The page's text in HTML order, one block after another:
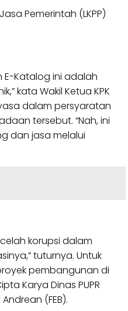
Pemerintah (LKPP)
Katalog ini adalah
kata Wakil Ketua KPK
dalam persyaratan
tersebut. “Nah, ini
dan jasa melalui
korupsi dalam
tuturnya. Untuk
pembangunan di
Karya Dinas PUPR
(FEB).